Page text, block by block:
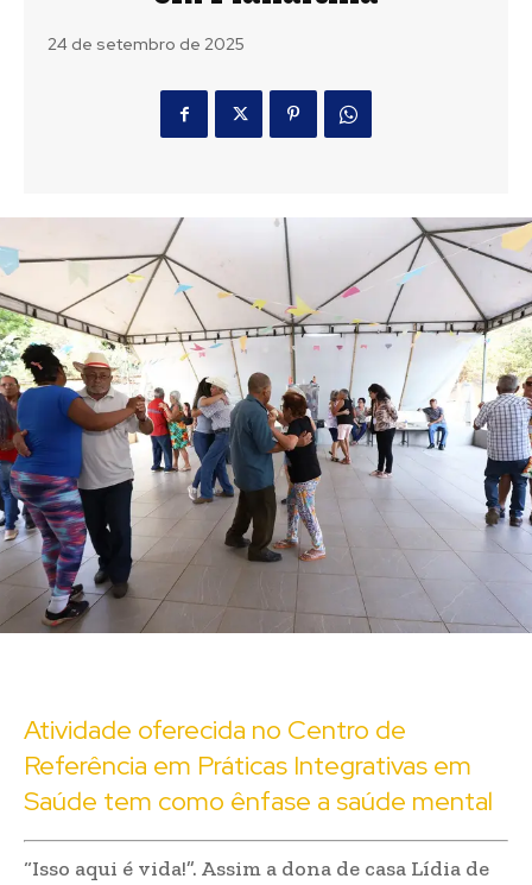
24 de setembro de 2025
Atividade oferecida no Centro de
Referência em Práticas Integrativas em
Saúde tem como ênfase a saúde mental
“Isso aqui é vida!”. Assim a dona de casa Lídia de